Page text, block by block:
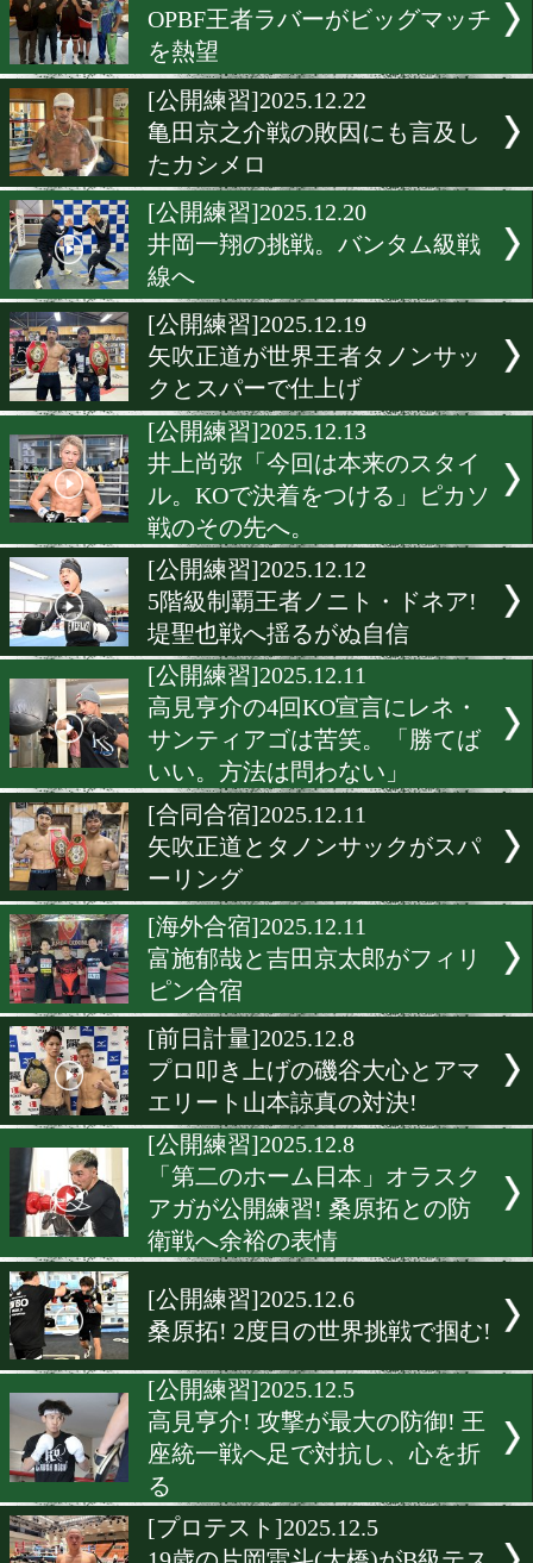
がリヤドで公開練習
[公開練習]2025.12.23
アルバラードはリミットま
450グラム
[公開練習]2025.12.22
OPBF王者ラバーがビッグ
を熱望
[公開練習]2025.12.22
亀田京之介戦の敗因にも言
たカシメロ
[公開練習]2025.12.20
井岡一翔の挑戦。バンタム
線へ
[公開練習]2025.12.19
矢吹正道が世界王者タノン
クとスパーで仕上げ
[公開練習]2025.12.13
井上尚弥「今回は本来のス
ル。KOで決着をつける」
戦のその先へ。
[公開練習]2025.12.12
5階級制覇王者ノニト・ド
堤聖也戦へ揺るがぬ自信
[公開練習]2025.12.11
高見亨介の4回KO宣言にレ
サンティアゴは苦笑。「勝
いい。方法は問わない」
[合同合宿]2025.12.11
矢吹正道とタノンサックが
ーリング
[海外合宿]2025.12.11
富施郁哉と吉田京太郎がフ
ピン合宿
プロ叩き上げの磯谷大心と
エリート山本諒真の対決!